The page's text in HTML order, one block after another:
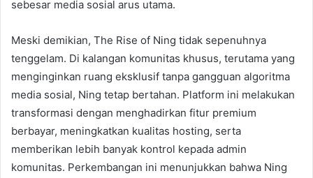
sebesar media sosial arus utama.
Meski demikian, The Rise of Ning tidak sepenuhnya
tenggelam. Di kalangan komunitas khusus, terutama yang
menginginkan ruang eksklusif tanpa gangguan algoritma
media sosial, Ning tetap bertahan. Platform ini melakukan
transformasi dengan menghadirkan fitur premium
berbayar, meningkatkan kualitas hosting, serta
memberikan lebih banyak kontrol kepada admin
komunitas. Perkembangan ini menunjukkan bahwa Ning